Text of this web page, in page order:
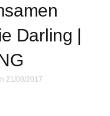
Darling |
21/08/2017